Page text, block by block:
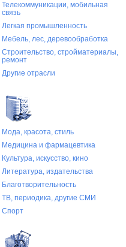
Телекоммуникации, мобильная
связь
Легкая промышленность
Мебель, лес, деревообработка
Строительство, стройматериалы,
ремонт
Другие отрасли
Мода, красота, стиль
Медицина и фармацевтика
Культура, искусство, кино
Литература, издательства
Благотворительность
ТВ, периодика, другие СМИ
Спорт